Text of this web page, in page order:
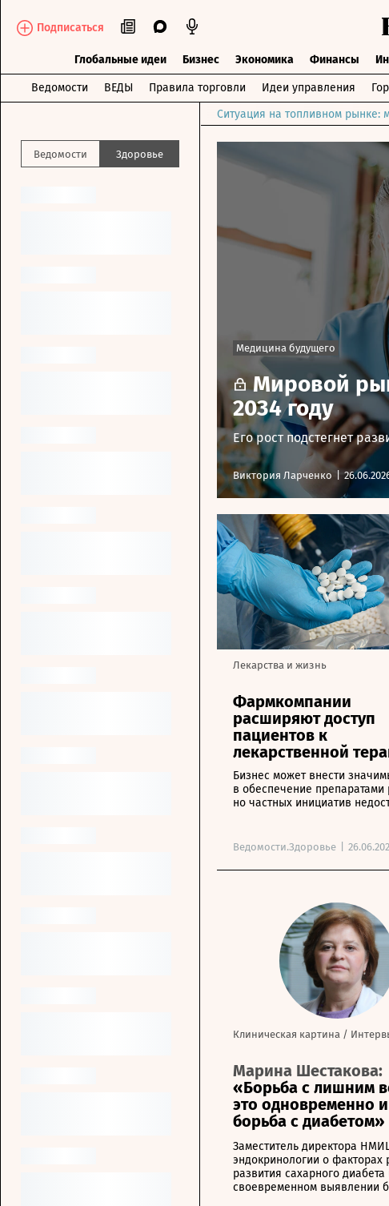
Подписаться
Глобальные идеи Бизнес Экономика Финансы
Ведомости ВЕДЫ Правила торговли Идеи управления
Ведомости Здоровье
Ситуация на топливном рынке:
Медицина будущего
Мировой
2034 году
Его рост подстегнет
Виктория Ларченко
Лекарства и жизнь
Фармкомпании
расширяют доступ
пациентов к
лекарственной
Бизнес может внести
в обеспечение препаратами
но частных инициатив
Ведомости.Здоровье
Клиническая картина /
Марина Шестакова:
«Борьба с лишним
это одновременно и
борьба с диабетом»
Заместитель директора
эндокринологии о факторах
развития сахарного диабета
своевременном выявлении